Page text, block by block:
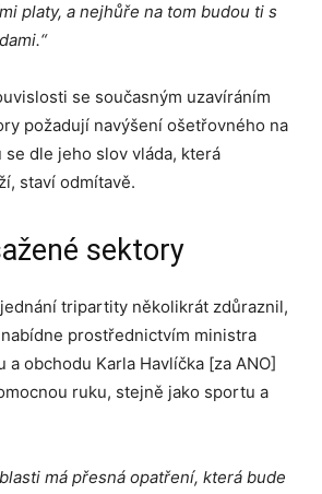
platy, a nejhůře na tom budou ti s
se současným uzavíráním
požadují navýšení ošetřovného na
se dle jeho slov vláda, která
staví odmítavě.
sektory
tripartity několikrát zdůraznil,
prostřednictvím ministra
a obchodu Karla Havlíčka [za ANO]
ruku, stejně jako sportu a
má přesná opatření, která bude